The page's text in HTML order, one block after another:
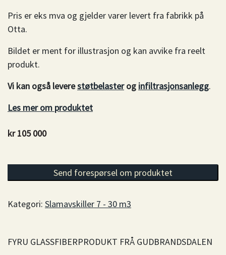
Pris er eks mva og gjelder varer levert fra fabrikk på
Otta.
Bildet er ment for illustrasjon og kan avvike fra reelt
produkt.
Vi kan også leverestøtbelasterog infiltrasjonsanlegg.
Les mer om produktet
kr105 000
Slamavskiller 16,5 m3, 3 kammer, liggende antall
Send forespørsel om produktet
Kategori: Slamavskiller 7 - 30 m3
FYRU GLASSFIBERPRODUKT FRÅ GUDBRANDSDALEN